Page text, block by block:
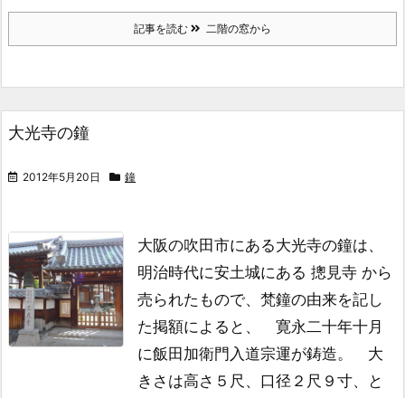
記事を読む 二階の窓から
大光寺の鐘
2012年5月20日 鐘
大阪の吹田市にある大光寺の鐘は、
明治時代に安土城にある 摠見寺 から
売られたもので、 梵鐘の由来を記し
た掲額によると、
寛永二十年十月
に飯田加衛門入道宗運が鋳造。
大
きさは高さ５尺、口径２尺９寸、
と